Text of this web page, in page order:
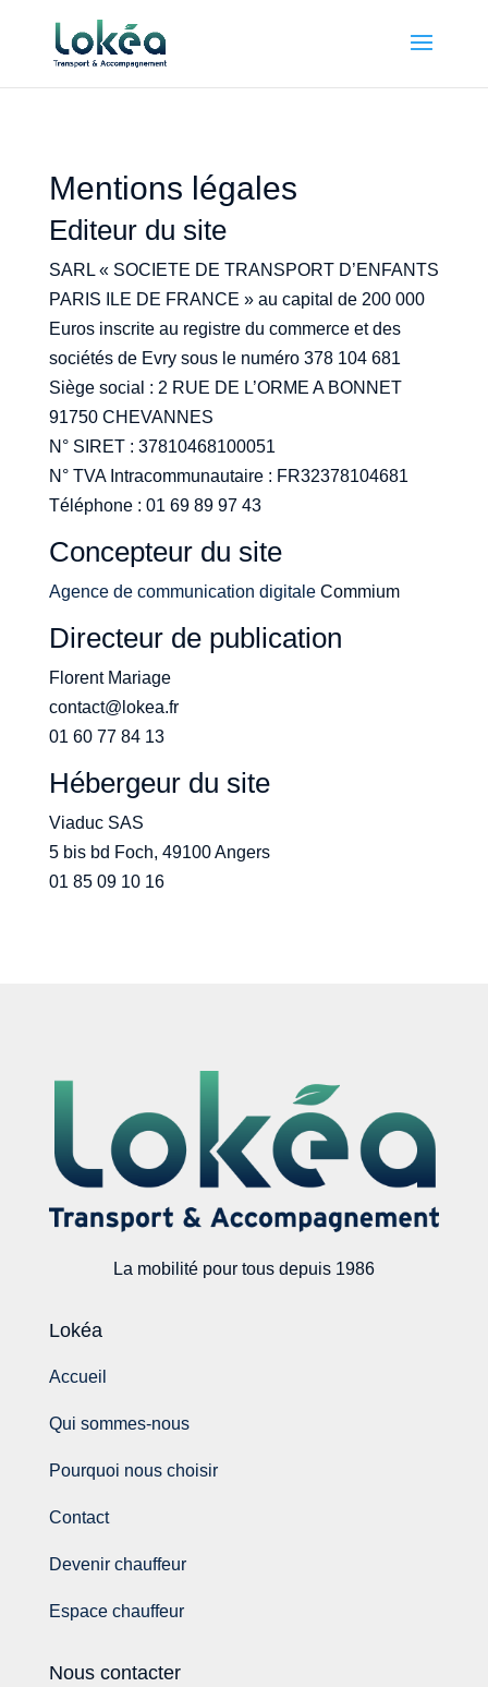
Mentions légales
Editeur du site
SARL « SOCIETE DE TRANSPORT D’ENFANTS
PARIS ILE DE FRANCE » au capital de 200 000
Euros inscrite au registre du commerce et des
sociétés de Evry sous le numéro 378 104 681
Siège social : 2 RUE DE L’ORME A BONNET
91750 CHEVANNES
N° SIRET : 37810468100051
N° TVA Intracommunautaire : FR32378104681
Téléphone : 01 69 89 97 43
Concepteur du site
Agence de communication digitaleCommium
Directeur de publication
Florent Mariage
contact@lokea.fr
01 60 77 84 13
Hébergeur du site
Viaduc SAS
5 bis bd Foch, 49100 Angers
01 85 09 10 16
La mobilité pour tous depuis 1986
Lokéa
Accueil
Qui sommes-nous
Pourquoi nous choisir
Contact
Devenir chauffeur
Espace chauffeur
Nous contacter